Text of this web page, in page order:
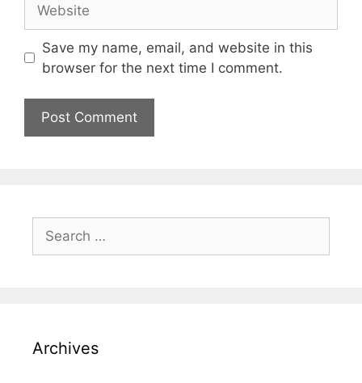
Save my name, email, and website in this
browser for the next time I comment.
Archives